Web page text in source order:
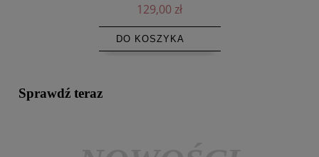
129,00 zł
DO KOSZYKA
Sprawdź teraz